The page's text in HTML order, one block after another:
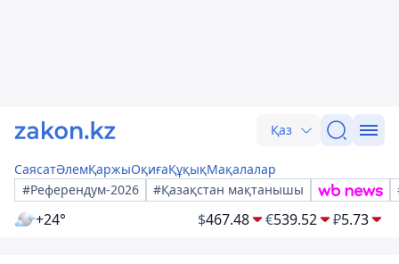
Қаз
СаясатӘлемҚаржыОқиғаҚұқықМақалалар
#Референдум-2026
#Қазақстан мақтанышы
+24° $467.48 €539.52 ₽5.73